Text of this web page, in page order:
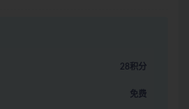
28积分
免费